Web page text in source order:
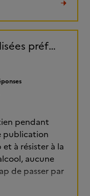
Vos boissons non-alcoolisées préférées pendant le sevrage et l'arrêt
pendant
publication
à résister à la
aucune
de passer par